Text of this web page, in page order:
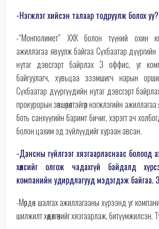
-Нэгжлэг хийсэн талаар тодруулж болох уу?
-“Монполимет” ХХК болон түүний охин
ажиллагаа явуулж байгаа Сүхбаатар
нутаг дэвсгэрт байрлах 3 оффис, уг
байгуулагч, хувьцаа эзэмшигч нарын
Сүхбаатар дүүргүүдийн нутаг дэвсгэрт
прокурорын зөвшөөрөлтэйгөөр нэгжлэгийн
боть санхүүгийн баримт бичиг, хэрэгт ач
болон цахим эд зүйлүүдийг хураан авсан.
-Дансны гүйлгээг хязгаарласнаас
хөлсийг олгож чадахгүй байдалд
компанийн удирдлагууд мэдэгдэж байгаа.
-Мөрдөн шалгах ажиллагааны хүрээнд уг
шилжилт хөдөлгөөнийг хязгаарлаж, битүүмжилсэн.